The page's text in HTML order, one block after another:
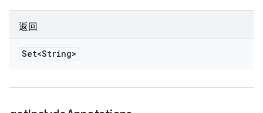
返回
Set<String>